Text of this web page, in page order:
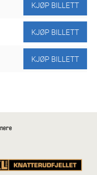
KJØP BILLETT
KJØP BILLETT
KJØP BILLETT